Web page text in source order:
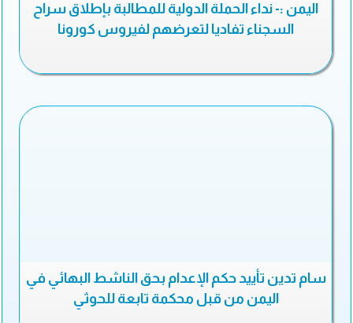
اليمن :- نداء الحملة الدولية للمطالبة بإطلاق سراح
السجناء تفاديا لتعرضهم لفيروس كورونا
سام تدين تأييد حكم الإعدام بحق الناشط البهائي في
اليمن من قبل محكمة تابعة للحوثي